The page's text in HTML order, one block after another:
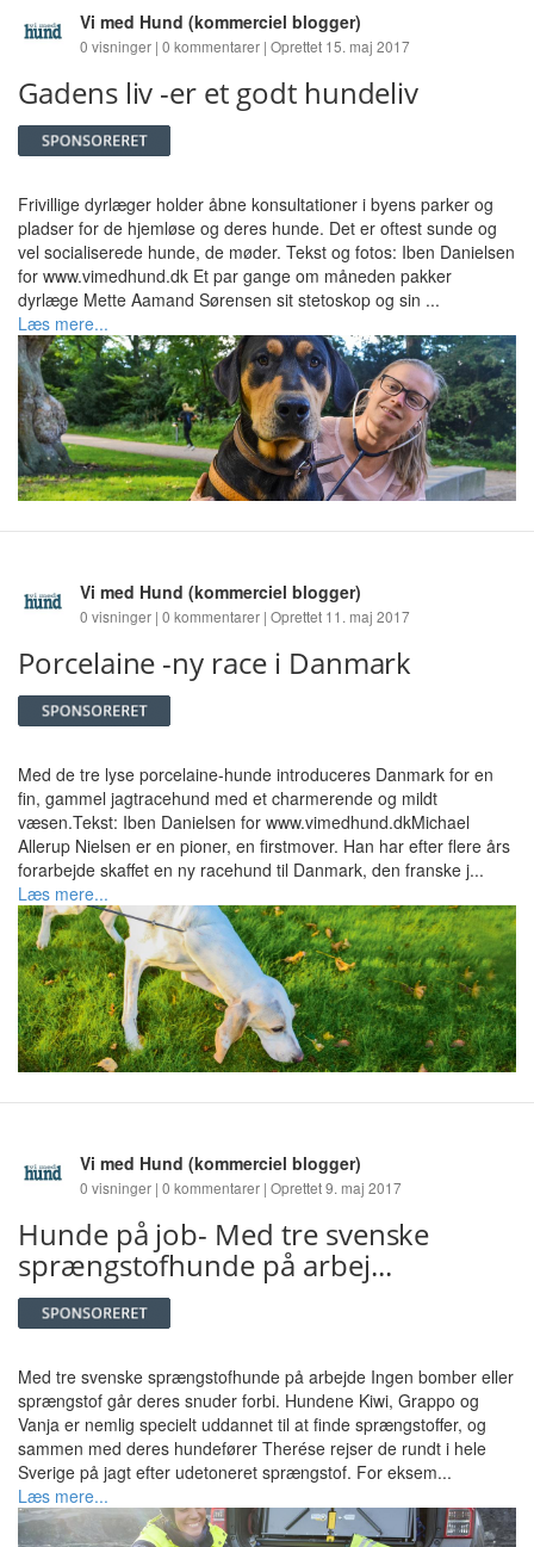
Vi med Hund (kommerciel blogger)
0 visninger | 0 kommentarer | Oprettet 15. maj 2017
Gadens liv -er et godt hundeliv
Frivillige dyrlæger holder åbne konsultationer i byens parker og
pladser for de hjemløse og deres hunde. Det er oftest sunde og
vel socialiserede hunde, de møder. Tekst og fotos: Iben Danielsen
for www.vimedhund.dk Et par gange om måneden pakker
dyrlæge Mette Aamand Sørensen sit stetoskop og sin ...
Læs mere...
Vi med Hund (kommerciel blogger)
0 visninger | 0 kommentarer | Oprettet 11. maj 2017
Porcelaine -ny race i Danmark
Med de tre lyse porcelaine-hunde introduceres Danmark for en
fin, gammel jagtracehund med et charmerende og mildt
væsen.Tekst: Iben Danielsen for www.vimedhund.dkMichael
Allerup Nielsen er en pioner, en firstmover. Han har efter flere års
forarbejde skaffet en ny racehund til Danmark, den franske j...
Læs mere...
Vi med Hund (kommerciel blogger)
0 visninger | 0 kommentarer | Oprettet 9. maj 2017
Hunde på job- Med tre svenske
sprængstofhunde på arbej...
Med tre svenske sprængstofhunde på arbejde Ingen bomber eller
sprængstof går deres snuder forbi. Hundene Kiwi, Grappo og
Vanja er nemlig specielt uddannet til at finde sprængstoffer, og
sammen med deres hundefører Therése rejser de rundt i hele
Sverige på jagt efter udetoneret sprængstof. For eksem...
Læs mere...